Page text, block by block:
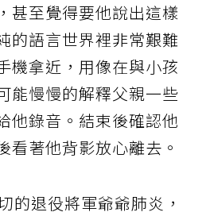
甚至覺得要他說出這樣
的語言世界裡非常艱難
機拿近，用像在與小孩
能慢慢的解釋父親一些
他錄音。結束後確認他
看著他背影放心離去。
的退役將軍爺爺肺炎，